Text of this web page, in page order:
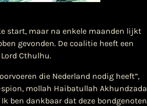
start, maar na enkele maanden lijkt
gevonden. De coalitie heeft een
Cthulhu.
die Nederland nodig heeft”,
mollah Haibatullah Akhundzada
ben dankbaar dat deze bondgenoten